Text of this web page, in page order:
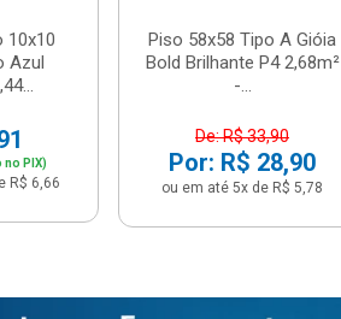
10x10
Azul
no PIX)
R$ 6,66
Piso 58x58 Tipo A Gióia
Bold Brilhante P4 2,68m²
-...
De: R$ 33,90
Por: R$ 28,90
ou em até 5x de R$ 5,78